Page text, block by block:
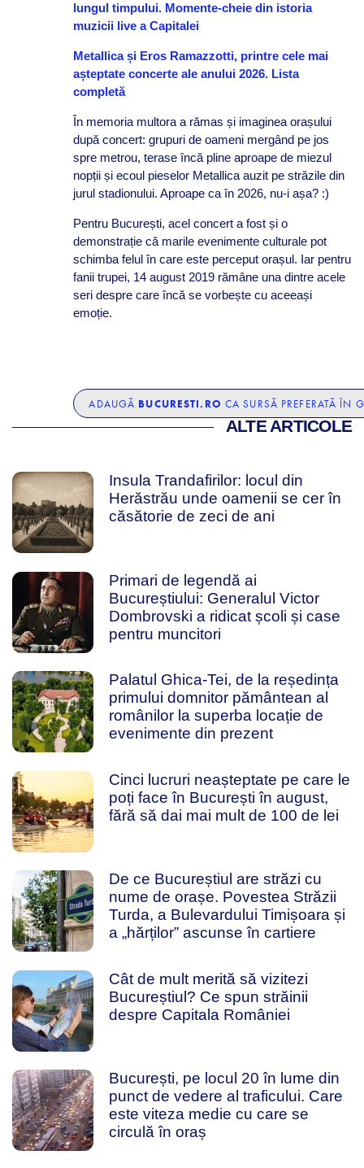
lungul timpului. Momente-cheie din istoria
muzicii live a Capitalei
Metallica și Eros Ramazzotti, printre cele mai
așteptate concerte ale anului 2026. Lista
completă
În memoria multora a rămas și imaginea orașului
după concert: grupuri de oameni mergând pe jos
spre metrou, terase încă pline aproape de miezul
nopții și ecoul pieselor Metallica auzit pe străzile din
jurul stadionului. Aproape ca în 2026, nu-i așa? :)
Pentru București, acel concert a fost și o
demonstrație că marile evenimente culturale pot
schimba felul în care este perceput orașul. Iar pentru
fanii trupei, 14 august 2019 rămâne una dintre acele
seri despre care încă se vorbește cu aceeași
emoție.
ADAUGĂ BUCURESTI.RO CA SURSĂ PREFERATĂ ÎN
ALTE ARTICOLE
Insula Trandafirilor: locul din
Herăstrău unde oamenii se cer în
căsătorie de zeci de ani
Primari de legendă ai
Bucureștiului: Generalul Victor
Dombrovski a ridicat școli și case
pentru muncitori
Palatul Ghica-Tei, de la reședința
primului domnitor pământean al
românilor la superba locație de
evenimente din prezent
Cinci lucruri neașteptate pe care le
poți face în București în august,
fără să dai mai mult de 100 de lei
De ce Bucureștiul are străzi cu
nume de orașe. Povestea Străzii
Turda, a Bulevardului Timișoara și
a „hărților” ascunse în cartiere
Cât de mult merită să vizitezi
Bucureștiul? Ce spun străinii
despre Capitala României
București, pe locul 20 în lume din
punct de vedere al traficului. Care
este viteza medie cu care se
circulă în oraș